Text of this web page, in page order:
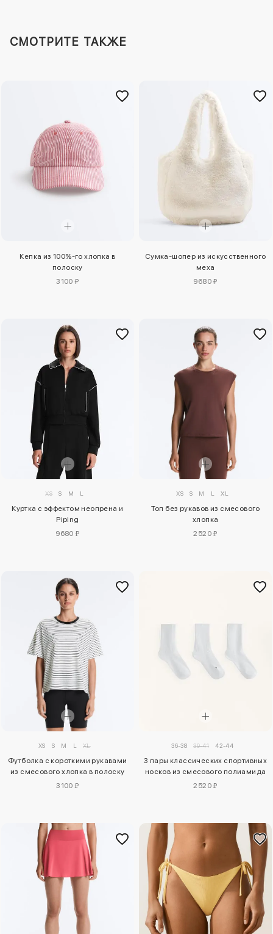
СМОТРИТЕ ТАКЖЕ
Кепка из 100%-го хлопка в
полоску
3100 ₽
Сумка-шопер из искусственного
меха
9680 ₽
XS S M L
Куртка с эффектом неопрена и
Piping
9680 ₽
XS S M L XL
Топ без рукавов из смесового
хлопка
2520 ₽
XS S M L XL
Футболка с короткими рукавами
из смесового хлопка в полоску
3100 ₽
36-38 39-41 42-44
3 пары классических спортивных
носков из смесового полиамида
2520 ₽